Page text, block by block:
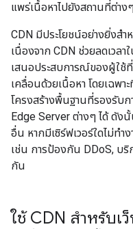
แพร่เนื้อหาไปยังสถานที่ต่าง
CDN มีประโยชน์อย่างยิ่งส
เนื่องจาก CDN ช่วยลดเวล
เสนอประสบการณ์ของผู้ใช้
เคลื่อนด้วยเนื้อหา โดยเฉพ
โครงสร้างพื้นฐานที่รองรับก
Edge Server ต่างๆ ได้ ดังนั้
อื่น หากมีเซิร์ฟเวอร์ใดไม่ท
เช่น การป้องกัน DDoS, บริ
กัน
ใช้ CDN สำหรับ